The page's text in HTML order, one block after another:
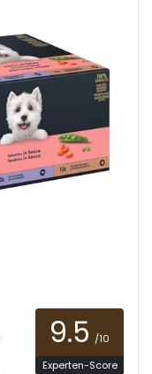
9.5 /10
Experten-Score